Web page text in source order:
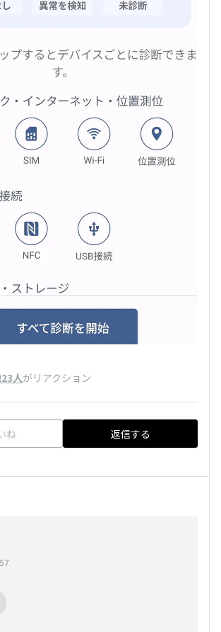
人がリアクション
ね 返信する